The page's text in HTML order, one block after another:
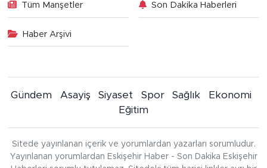
Tüm Manşetler Son Dakika Haberleri
Haber Arşivi
Gündem Asayiş Siyaset Spor Sağlık
Ekonomi
Eğitim
Sitede yayınlanan içerik ve yorumlardan yazarları sorumludur.
Yayınlanan yorumlardan Eskişehir Haber - Son Dakika Eskişehir